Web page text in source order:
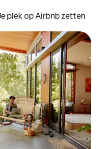
plek op Airbnb zetten